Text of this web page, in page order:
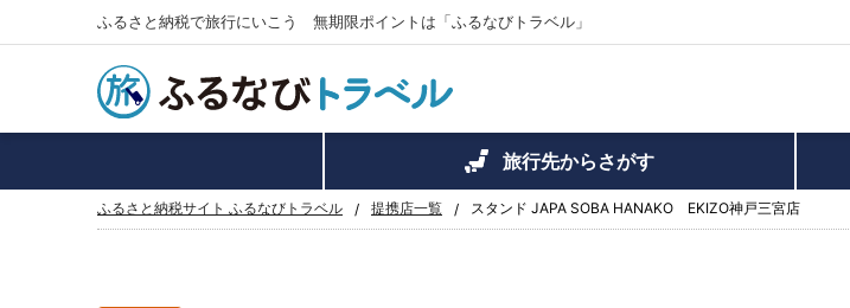
ふるさと納税で旅行にいこう 無期限ポイントは「ふるなびトラベル」
旅行先からさがす
ふるさと納税サイト ふるなびトラベル 提携店一覧 スタンド JAPA SOBA HANAKO EKIZO神戸三宮店